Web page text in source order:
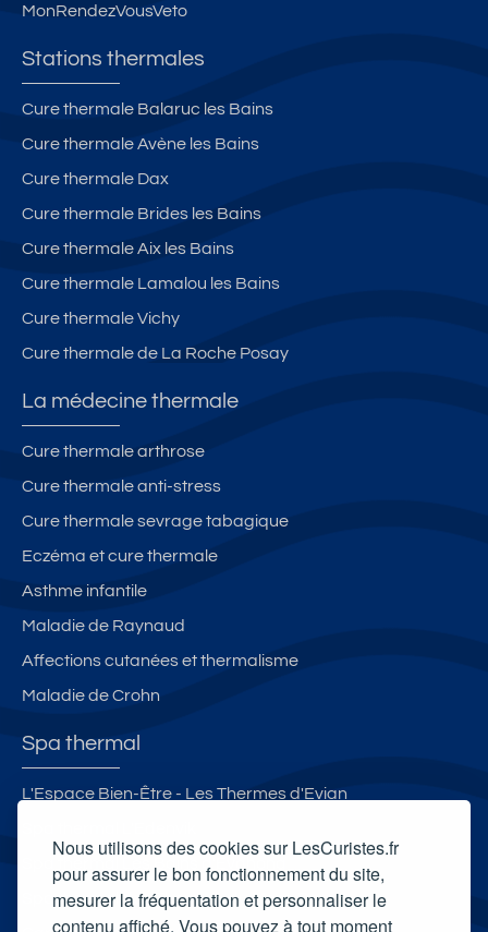
Nous utilisons des cookies sur LesCuristes.fr
pour assurer le bon fonctionnement du site,
mesurer la fréquentation et personnaliser le
contenu affiché. Vous pouvez à tout moment
MonRendezVousVeto
Stations thermales
Cure thermale Balaruc les Bains
Cure thermale Avène les Bains
Cure thermale Dax
Cure thermale Brides les Bains
Cure thermale Aix les Bains
Cure thermale Lamalou les Bains
Cure thermale Vichy
Cure thermale de La Roche Posay
La médecine thermale
Cure thermale arthrose
Cure thermale anti-stress
Cure thermale sevrage tabagique
Eczéma et cure thermale
Asthme infantile
Maladie de Raynaud
Affections cutanées et thermalisme
Maladie de Crohn
Spa thermal
L'Espace Bien-Être - Les Thermes d'Evian
Spa thermal des Thermes du Mont-Dore